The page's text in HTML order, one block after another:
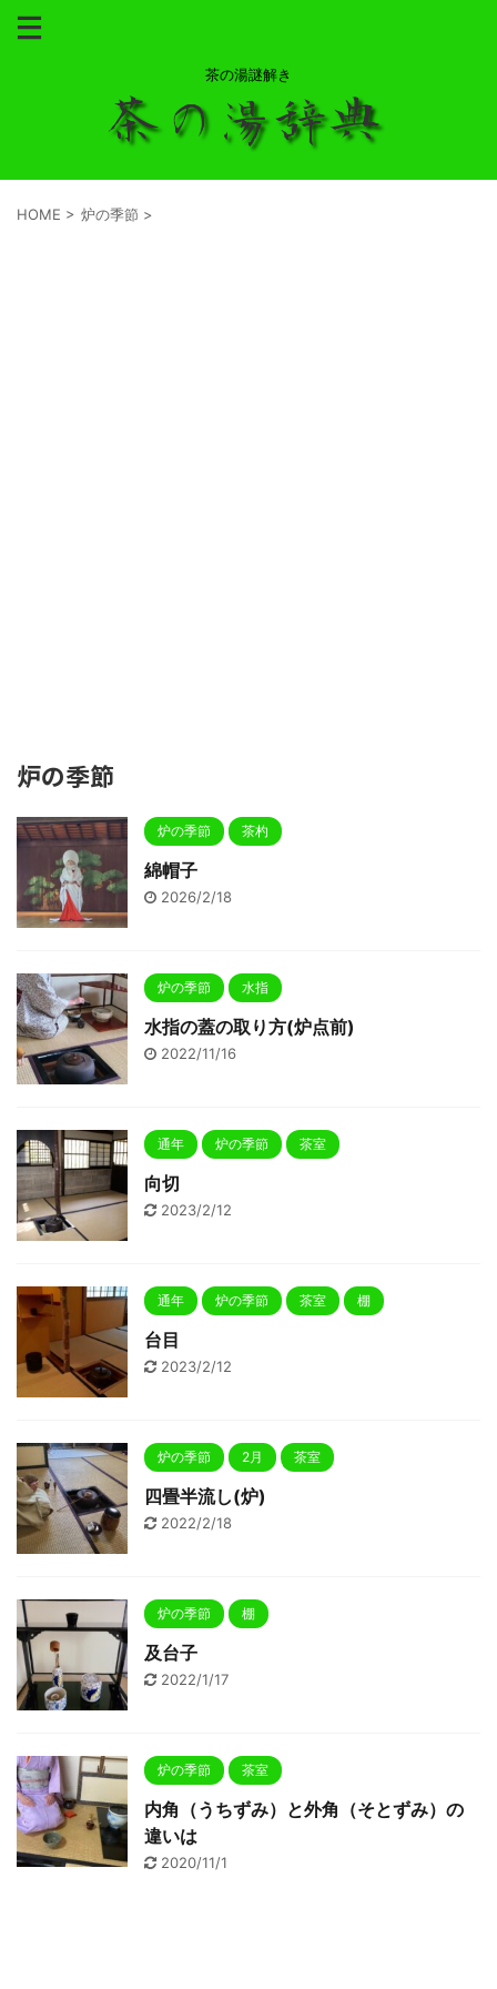
茶の湯謎解き
HOME > 炉の季節 >
炉の季節
炉の季節 茶杓
綿帽子
2026/2/18
炉の季節 水指
水指の蓋の取り方(炉点前)
2022/11/16
通年 炉の季節 茶室
向切
2023/2/12
通年 炉の季節 茶室 棚
台目
2023/2/12
炉の季節 2月 茶室
四畳半流し(炉)
2022/2/18
炉の季節 棚
及台子
2022/1/17
炉の季節 茶室
内角（うちずみ）と外角（そとずみ）の
違いは
2020/11/1